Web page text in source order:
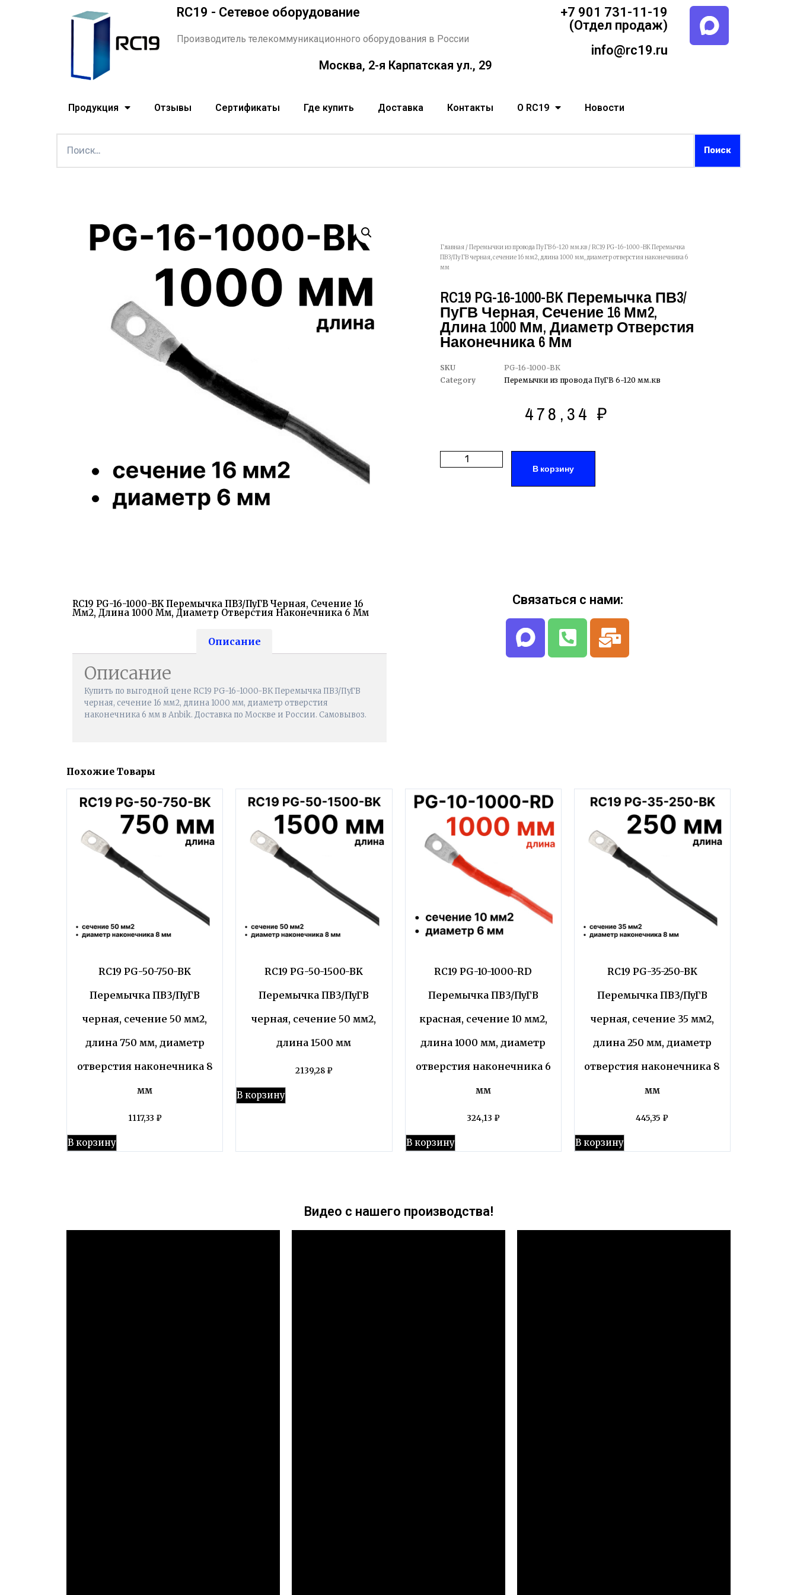
RC19 - Сетевое оборудование
Производитель телекоммуникационного оборудования в России
Москва, 2-я Карпатская ул., 29
+7 901 731-11-19
(Отдел продаж)
info@rc19.ru
Продукция Отзывы Сертификаты Где купить Доставка Контакты О RC19 Новости
Главная /Перемычки из провода ПуГВ 6-120 мм.кв / RC19 PG-16-1000-BK Перемычка
ПВ3/ПуГВ черная, сечение 16 мм2, длина 1000 мм, диаметр отверстия наконечника 6
мм
RC19 PG-16-1000-BK Перемычка ПВ3/
ПуГВ Черная, Сечение 16 Мм2,
Длина 1000 Мм, Диаметр Отверстия
Наконечника 6 Мм
SKU
PG-16-1000-BK
Category
Перемычки из провода ПуГВ 6-120 мм.кв
478,34₽
В корзину
RC19 PG-16-1000-BK Перемычка ПВ3/ПуГВ Черная, Сечение 16
Мм2, Длина 1000 Мм, Диаметр Отверстия Наконечника 6 Мм
Описание
Описание
Купить по выгодной цене RC19 PG-16-1000-BK Перемычка ПВ3/ПуГВ
черная, сечение 16 мм2, длина 1000 мм, диаметр отверстия
наконечника 6 мм в Anbik. Доставка по Москве и России. Самовывоз.
Связаться с нами:
Похожие Товары
RC19 PG-50-750-BK
Перемычка ПВ3/ПуГВ
черная, сечение 50 мм2,
длина 750 мм, диаметр
отверстия наконечника 8
мм
1117,33 ₽
В корзину
RC19 PG-50-1500-BK
Перемычка ПВ3/ПуГВ
черная, сечение 50 мм2,
длина 1500 мм
2139,28 ₽
В корзину
RC19 PG-10-1000-RD
Перемычка ПВ3/ПуГВ
красная, сечение 10 мм2,
длина 1000 мм, диаметр
отверстия наконечника 6
мм
324,13 ₽
В корзину
RC19 PG-35-250-BK
Перемычка ПВ3/ПуГВ
черная, сечение 35 мм2,
длина 250 мм, диаметр
отверстия наконечника 8
мм
445,35 ₽
В корзину
Видео с нашего производства!